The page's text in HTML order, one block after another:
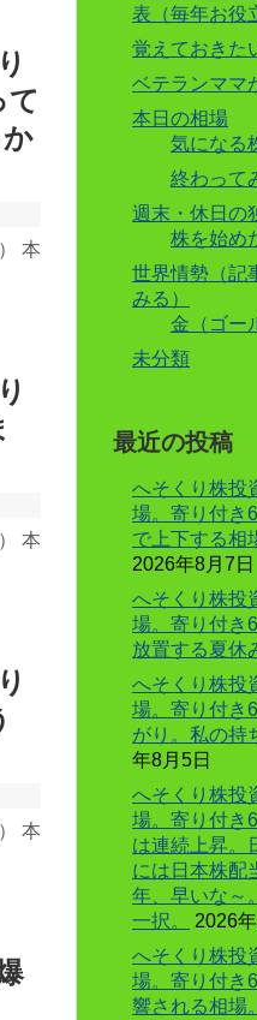
て
本
本
本
表（毎年お役
覚えておきた
ベテランママ
本日の相場
気になる
終わって
週末・休日の
株を始め
世界情勢（記
みる）
金（ゴー
未分類
最近の投稿
へそくり株
場。寄り付き
で上下する相
2026年8月7日
へそくり株
場。寄り付き
放置する夏休
へそくり株
場。寄り付き
がり。私の持
年8月5日
へそくり株
場。寄り付き
は連続上昇。
には日本株配
年、早いな～
一択。
2026
へそくり株
場。寄り付き
響される相場